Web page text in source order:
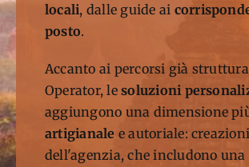
locali, dalle guide ai
posto.
Accanto ai percorsi già
Operator, lesoluzioni
aggiungono una dimensione
artigianale e autoriale:
dell'agenzia, che includono una